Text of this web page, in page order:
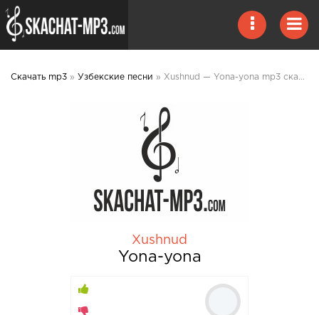
Скачать mp3 » Узбекские песни » Xushnud — Yona-yona mp3 скачать
Xushnud
Yona-yona